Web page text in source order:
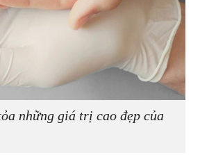
những giá trị cao đẹp của